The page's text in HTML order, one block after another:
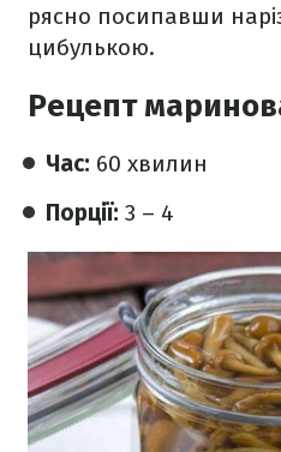
рясно посипавши
цибулькою.
Рецепт
Час: 60 хвилин
Порції: 3 – 4